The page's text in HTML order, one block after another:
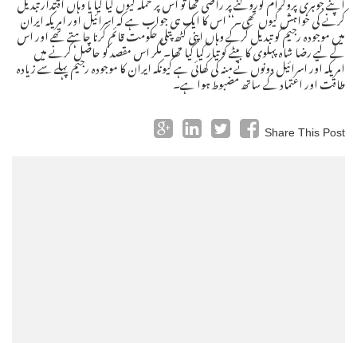
کرنے کی خواہش کیوں تھی۔‘‘ اس کا ایک ہی جواب ہے کہ اسرائیل اور امریکہ ایران
میں موجودہ رجیم کو تبدیل کرکے وہاں اپنی کٹھ پتلی حکومت قائم کرنا چاہتے تھے اور اس
کے لیے رضا شاہ پہلوی کا بیٹے کو تیار کیا گیا تھا۔ مگر اس مقصد کو حاصل کرنے میں
امریکہ اور اسرائیل دونوں نے منہ کی کھائی ہے کیونکہ ایران کا موجودہ رجیم پہلے سے زیادہ
طاقت اور اعتماد کے ساتھ مضبوط ہوا ہے۔
Share This Post